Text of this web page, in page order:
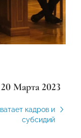
20 Марта 2023
кадров и
субсидий